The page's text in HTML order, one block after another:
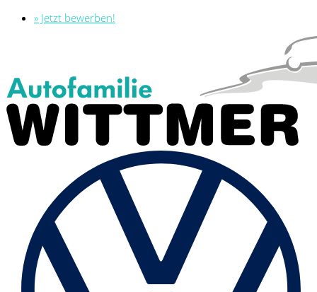
» Jetzt bewerben!